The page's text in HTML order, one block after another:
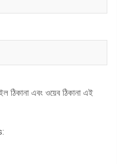
ঠিকানা এবং ওয়েব ঠিকানা এই